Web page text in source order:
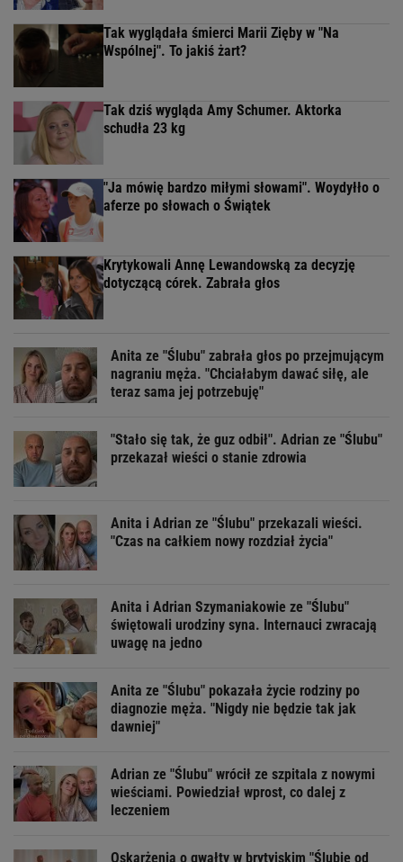
Tak wyglądała śmierci Marii Zięby w "Na
Wspólnej". To jakiś żart?
Tak dziś wygląda Amy Schumer. Aktorka
schudła 23 kg
"Ja mówię bardzo miłymi słowami". Woydyłło o
aferze po słowach o Świątek
Krytykowali Annę Lewandowską za decyzję
dotyczącą córek. Zabrała głos
Anita ze "Ślubu" zabrała głos po przejmującym
nagraniu męża. "Chciałabym dawać siłę, ale
teraz sama jej potrzebuję"
"Stało się tak, że guz odbił". Adrian ze "Ślubu"
przekazał wieści o stanie zdrowia
Anita i Adrian ze "Ślubu" przekazali wieści.
"Czas na całkiem nowy rozdział życia"
Anita i Adrian Szymaniakowie ze "Ślubu"
świętowali urodziny syna. Internauci zwracają
uwagę na jedno
Anita ze "Ślubu" pokazała życie rodziny po
diagnozie męża. "Nigdy nie będzie tak jak
dawniej"
Adrian ze "Ślubu" wrócił ze szpitala z nowymi
wieściami. Powiedział wprost, co dalej z
leczeniem
Oskarżenia o gwałty w brytyjskim "Ślubie od